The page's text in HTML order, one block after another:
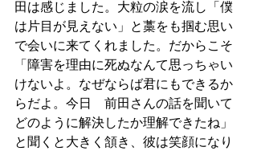
田は感じました。大粒の涙を流し「僕
は片目が見えない」と藁をも掴む思い
で会いに来てくれました。だからこそ
「障害を理由に死ぬなんて思っちゃい
けないよ。なぜならば君にもできるか
らだよ。今日　前田さんの話を聞いて
どのように解決したか理解できたね」
と聞くと大きく頷き、彼は笑顔になり